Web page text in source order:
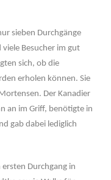
sieben Durchgänge
Besucher im gut
sich, ob die
erholen können. Sie
Der Kanadier
an im Griff, benötigte in
gab dabei lediglich
Durchgang in